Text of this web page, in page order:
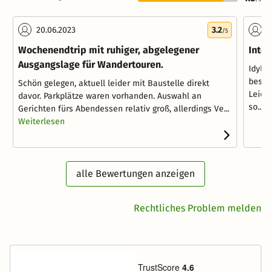
20.06.2023 3.2/5
Wochenendtrip mit ruhiger, abgelegener
Ausgangslage für Wandertouren.
Schön gelegen, aktuell leider mit Baustelle direkt
davor. Parkplätze waren vorhanden. Auswahl an
Gerichten fürs Abendessen relativ groß, allerdings Ve...
Weiterlesen
so...
alle Bewertungen anzeigen
Rechtliches Problem melden